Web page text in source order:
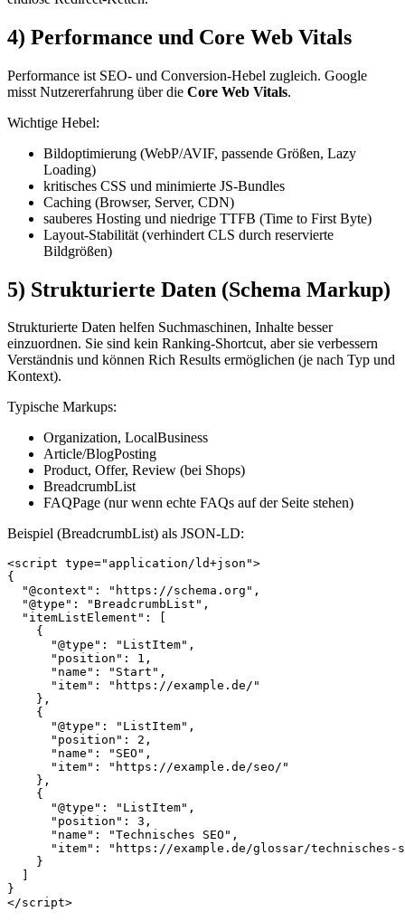
4) Performance und Core Web Vitals
Performance ist SEO- und Conversion-Hebel zugleich. Google
misst Nutzererfahrung über die Core Web Vitals.
Wichtige Hebel:
Bildoptimierung (WebP/AVIF, passende Größen, Lazy
Loading)
kritisches CSS und minimierte JS-Bundles
Caching (Browser, Server, CDN)
sauberes Hosting und niedrige TTFB (Time to First Byte)
Layout-Stabilität (verhindert CLS durch reservierte
Bildgrößen)
5) Strukturierte Daten (Schema Markup)
Strukturierte Daten helfen Suchmaschinen, Inhalte besser
einzuordnen. Sie sind kein Ranking-Shortcut, aber sie verbessern
Verständnis und können Rich Results ermöglichen (je nach Typ und
Kontext).
Typische Markups:
Organization, LocalBusiness
Article/BlogPosting
Product, Offer, Review (bei Shops)
BreadcrumbList
FAQPage (nur wenn echte FAQs auf der Seite stehen)
Beispiel (BreadcrumbList) als JSON-LD:
<script type="application/ld+json">
{
  "@context": "https://schema.org",
  "@type": "BreadcrumbList",
  "itemListElement": [
    {
      "@type": "ListItem",
      "position": 1,
      "name": "Start",
      "item": "https://example.de/"
    },
    {
      "@type": "ListItem",
      "position": 2,
      "name": "SEO",
      "item": "https://example.de/seo/"
    },
    {
      "@type": "ListItem",
      "position": 3,
      "name": "Technisches SEO",
"item": "https://example.de/glossar/technisches-
    }
}